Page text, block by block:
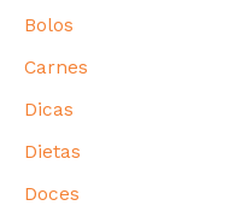
Bolos
Carnes
Dicas
Dietas
Doces